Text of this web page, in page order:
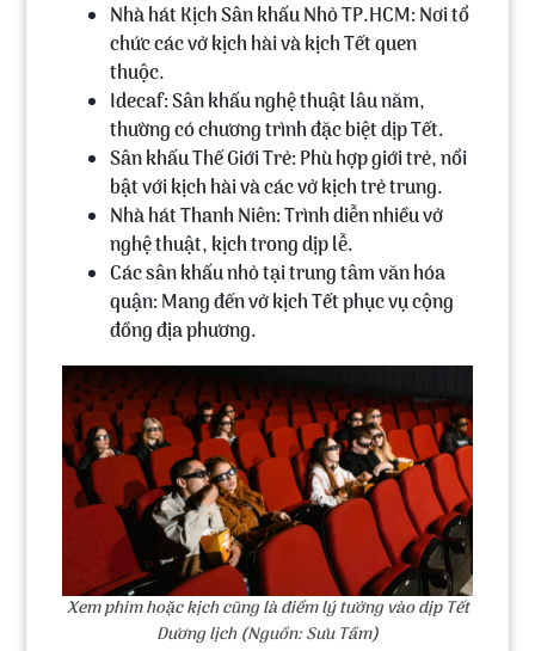
Nhà hát Kịch Sân khấu Nhỏ TP.HCM: Nơi tổ
chức các vở kịch hài và kịch Tết quen
thuộc.
Idecaf: Sân khấu nghệ thuật lâu năm,
thường có chương trình đặc biệt dịp Tết.
Sân khấu Thế Giới Trẻ: Phù hợp giới trẻ, nổi
bật với kịch hài và các vở kịch trẻ trung.
Nhà hát Thanh Niên: Trình diễn nhiều vở
nghệ thuật, kịch trong dịp lễ.
Các sân khấu nhỏ tại trung tâm văn hóa
quận: Mang đến vở kịch Tết phục vụ cộng
đồng địa phương.
Xem phim hoặc kịch cũng là điểm lý tưởng vào dịp Tết
Dương lịch (Nguồn: Sưu Tầm)